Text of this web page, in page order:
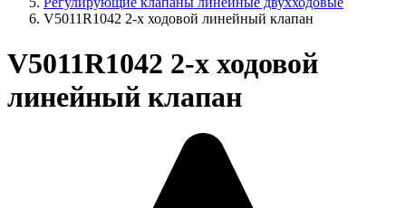
V5011R1042 2-х ходовой линейный клапан
V5011R1042 2-х ходовой
линейный клапан